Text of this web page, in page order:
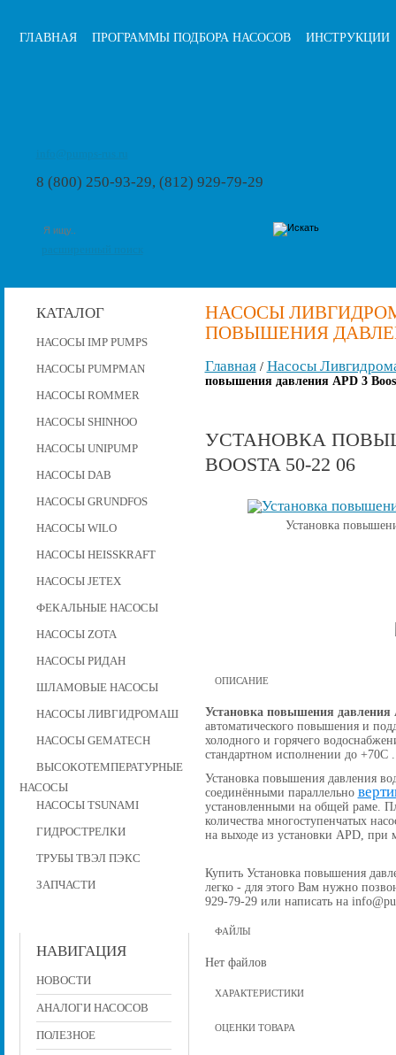
ГЛАВНАЯ ПРОГРАММЫ ПОДБОРА НАСОСОВ ИНСТРУКЦИИ
8 (800) 250-93-29, (812) 929-79-29
КАТАЛОГ
НАСОСЫ IMP PUMPS
НАСОСЫ PUMPMAN
НАСОСЫ ROMMER
НАСОСЫ SHINHOO
НАСОСЫ UNIPUMP
НАСОСЫ DAB
НАСОСЫ GRUNDFOS
НАСОСЫ WILO
НАСОСЫ HEISSKRAFT
НАСОСЫ JETEX
ФЕКАЛЬНЫЕ НАСОСЫ
НАСОСЫ ZOTA
НАСОСЫ РИДАН
ШЛАМОВЫЕ НАСОСЫ
НАСОСЫ ЛИВГИДРОМАШ
НАСОСЫ GEMATECH
ВЫСОКОТЕМПЕРАТУРНЫЕ
НАСОСЫ
НАСОСЫ TSUNAMI
ГИДРОСТРЕЛКИ
ТРУБЫ ТВЭЛ ПЭКС
ЗАПЧАСТИ
НАВИГАЦИЯ
НОВОСТИ
АНАЛОГИ НАСОСОВ
ПОЛЕЗНОЕ
НАСОСЫ
ПОВЫШЕНИЯ
Главная/ Насосы
повышения давления APD 3
УСТАНОВКА
BOOSTA 50-22 06
Установка
ОПИСАНИЕ
Установка повышения давления
автоматического повышения и
холодного и горячего
стандартном исполнении до +70С .
Установка повышения давления
соединёнными параллельно
установленными на общей раме.
количества многоступенчатых
на выходе из установки APD,
Купить Установка повышения
легко - для этого Вам нужно
929-79-29 или написать на
ФАЙЛЫ
Нет файлов
ХАРАКТЕРИСТИКИ
ОЦЕНКИ ТОВАРА